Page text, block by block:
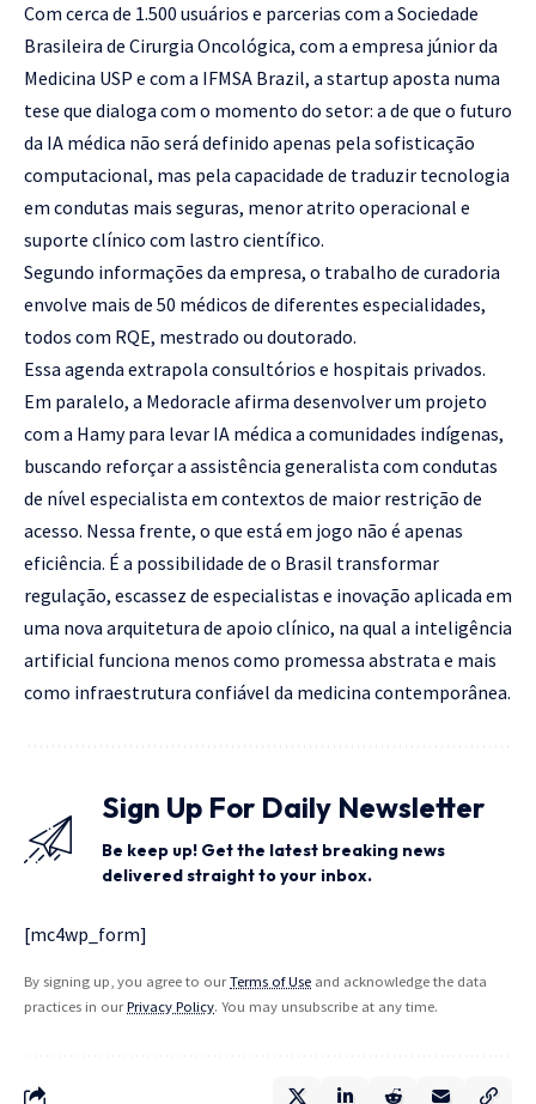
Com cerca de 1.500 usuários e parcerias com a Sociedade
Brasileira de Cirurgia Oncológica, com a empresa júnior da
Medicina USP e com a IFMSA Brazil, a startup aposta numa
tese que dialoga com o momento do setor: a de que o futuro
da IA médica não será definido apenas pela sofisticação
computacional, mas pela capacidade de traduzir tecnologia
em condutas mais seguras, menor atrito operacional e
suporte clínico com lastro científico.
Segundo informações da empresa, o trabalho de curadoria
envolve mais de 50 médicos de diferentes especialidades,
todos com RQE, mestrado ou doutorado.
Essa agenda extrapola consultórios e hospitais privados.
Em paralelo, a Medoracle afirma desenvolver um projeto
com a Hamy para levar IA médica a comunidades indígenas,
buscando reforçar a assistência generalista com condutas
de nível especialista em contextos de maior restrição de
acesso. Nessa frente, o que está em jogo não é apenas
eficiência. É a possibilidade de o Brasil transformar
regulação, escassez de especialistas e inovação aplicada em
uma nova arquitetura de apoio clínico, na qual a inteligência
artificial funciona menos como promessa abstrata e mais
como infraestrutura confiável da medicina contemporânea.
Sign Up For Daily Newsletter
Be keep up! Get the latest breaking news
delivered straight to your inbox.
[mc4wp_form]
By signing up, you agree to ourTerms of Use and acknowledge the data
practices in ourPrivacy Policy. You may unsubscribe at any time.